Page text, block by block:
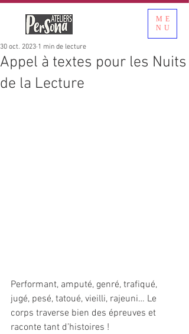
ME
NU
Appel à textes pour les Nuits
de la Lecture
30 oct. 2023 1 min de lecture
Performant, amputé, genré, trafiqué,
jugé, pesé, tatoué, vieilli, rajeuni… Le
corps traverse bien des épreuves et
raconte tant d’histoires !